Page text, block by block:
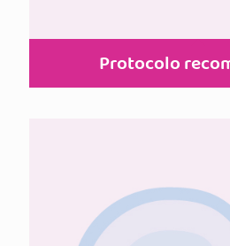
Protocolo